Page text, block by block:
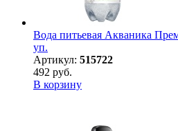
Вода питьевая Акваника
уп.
Артикул: 515722
492 руб.
В корзину